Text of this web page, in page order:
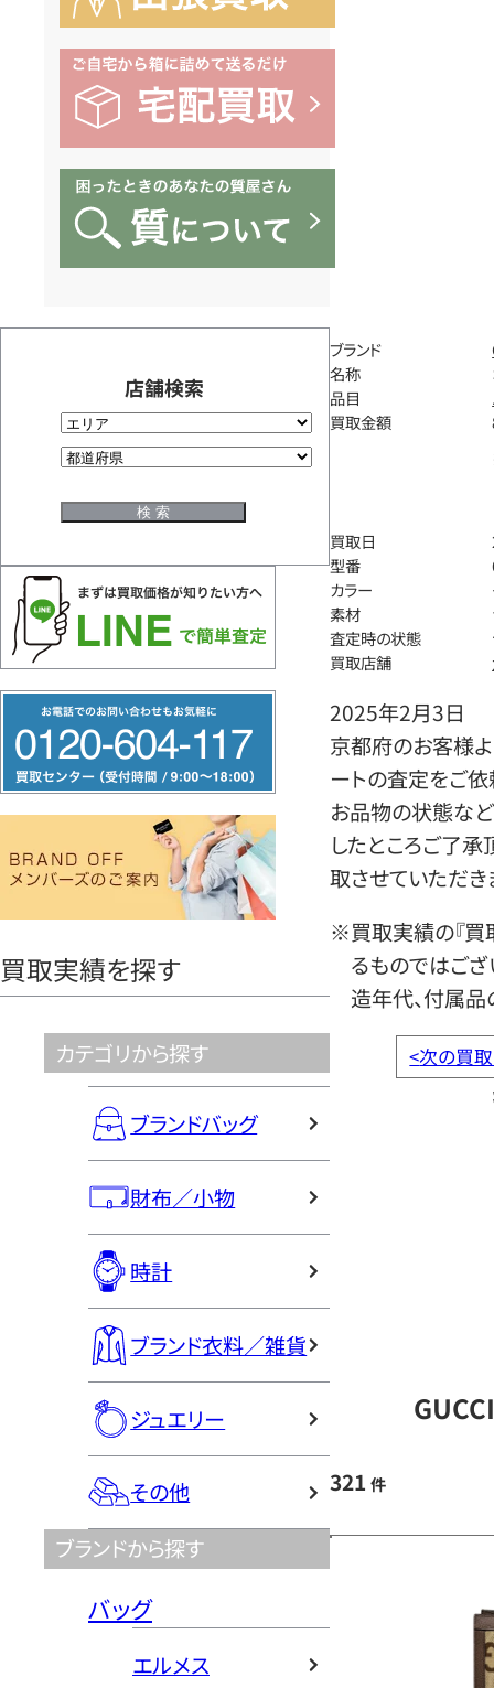
店舗検索
リ
ー
ヤ
買取実績を探す
カテゴリから探す
ブランドバッグ
財布／小物
時計
ブランド衣料／雑貨
ジュエリー
その他
ブランドから探す
バッグ
エルメス
ブランド
名称
品目
買取金額
買取日
型番
カラー
素材
査定時の状態
買取店舗
2025年2月3日
京都府のお客様
ートの査定をご依
お品物の状態など
したところご了
取させていただき
※買取実績の『買
るものではござ
造年代、付属品
<次の買
321 件